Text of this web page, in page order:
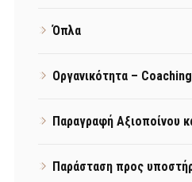
Όπλα
Οργανικότητα –
Παραγραφή Αξιοποίνου
Παράσταση προς